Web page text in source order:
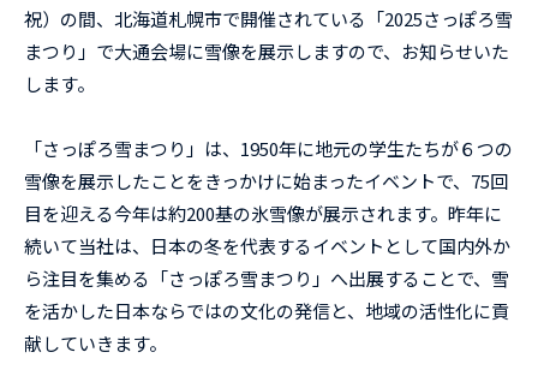
祝）の間、北海道札幌市で開催されている「2025さっぽろ雪
まつり」で大通会場に雪像を展示しますので、お知らせいた
します。
「さっぽろ雪まつり」は、1950年に地元の学生たちが６つの
雪像を展示したことをきっかけに始まったイベントで、75回
目を迎える今年は約200基の氷雪像が展示されます。昨年に
続いて当社は、日本の冬を代表するイベントとして国内外か
ら注目を集める「さっぽろ雪まつり」へ出展することで、雪
を活かした日本ならではの文化の発信と、地域の活性化に貢
献していきます。